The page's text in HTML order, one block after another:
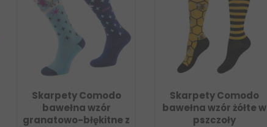
Skarpety Comodo
bawełna wzór
granatowo-błękitne z
Skarpety Comodo
bawełna wzór żółte w
pszczoły